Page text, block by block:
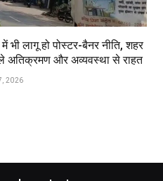
में भी लागू हो पोस्टर-बैनर नीति, शहर
अतिक्रमण और अव्यवस्था से राहत
2026